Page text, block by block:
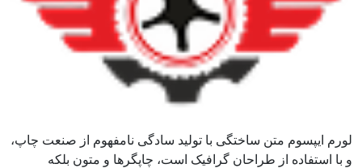
لورم ایپسوم متن ساختگی با تولید سادگی نامفهوم از صنعت چاپ،
و با استفاده از طراحان گرافیک است، چاپگرها و متون بلکه